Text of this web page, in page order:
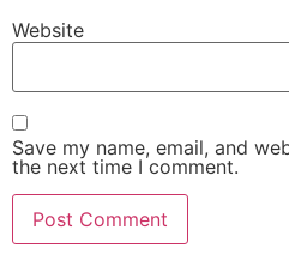
Website
Save my name, email, and
the next time I comment.